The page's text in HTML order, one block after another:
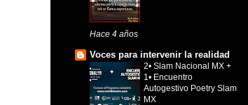
Hace 4 años
Voces para intervenir la realidad
2• Slam Nacional MX +
1• Encuentro
Autogestivo Poetry Slam
MX